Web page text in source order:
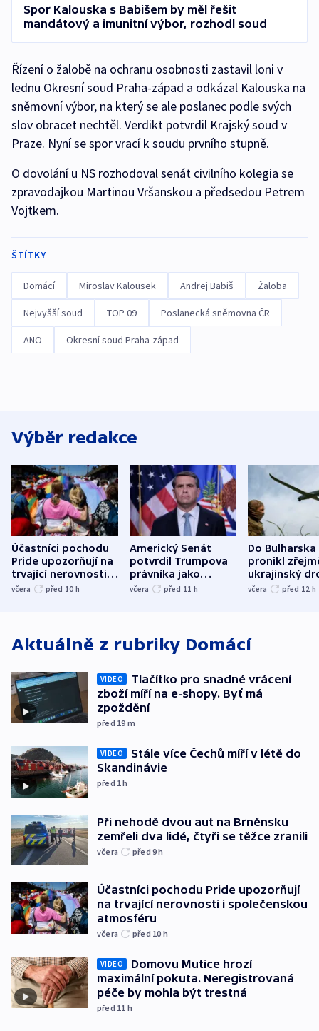
Spor Kalouska s Babišem by měl řešit
mandátový a imunitní výbor, rozhodl soud
Řízení o žalobě na ochranu osobnosti zastavil loni v
lednu Okresní soud Praha-západ a odkázal Kalouska na
sněmovní výbor, na který se ale poslanec podle svých
slov obracet nechtěl. Verdikt potvrdil Krajský soud v
Praze. Nyní se spor vrací k soudu prvního stupně.
O dovolání u NS rozhodoval senát civilního kolegia se
zpravodajkou Martinou Vršanskou a předsedou Petrem
Vojtkem.
ŠTÍTKY
Domácí Miroslav Kalousek Andrej Babiš Žaloba
Nejvyšší soud TOP 09 Poslanecká sněmovna ČR
ANO Okresní soud Praha-západ
Výběr redakce
Účastníci pochodu
Pride upozorňují na
trvající nerovnosti i
společenskou
včera před 10 h
Americký Senát
potvrdil Trumpova
právníka jako
ministra
včera před 11 h
Do Bulharska
pronikl
ukrajinský
explodoval
včera před 12 h
Aktuálně z rubriky Domácí
VIDEO
Tlačítko pro snadné vrácení
zboží míří na e-shopy. Byť má
zpoždění
před 19 m
VIDEO
Stále více Čechů míří v létě do
Skandinávie
před 1h
Při nehodě dvou aut na Brněnsku
zemřeli dva lidé, čtyři se těžce zranili
včera před 9h
Účastníci pochodu Pride upozorňují
na trvající nerovnosti i společenskou
atmosféru
včera před 10 h
VIDEO
Domovu Mutice hrozí
maximální pokuta. Neregistrovaná
péče by mohla být trestná
před 11 h